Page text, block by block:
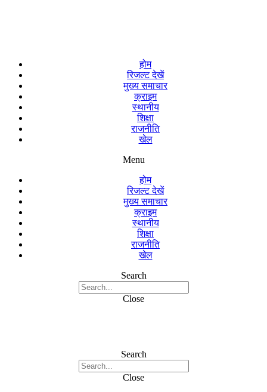
होम
रिजल्ट देखें
मुख्य समाचार
क्राइम
स्थानीय
शिक्षा
राजनीति
खेल
Menu
होम
रिजल्ट देखें
मुख्य समाचार
क्राइम
स्थानीय
शिक्षा
राजनीति
खेल
Search
Close
Search
Close